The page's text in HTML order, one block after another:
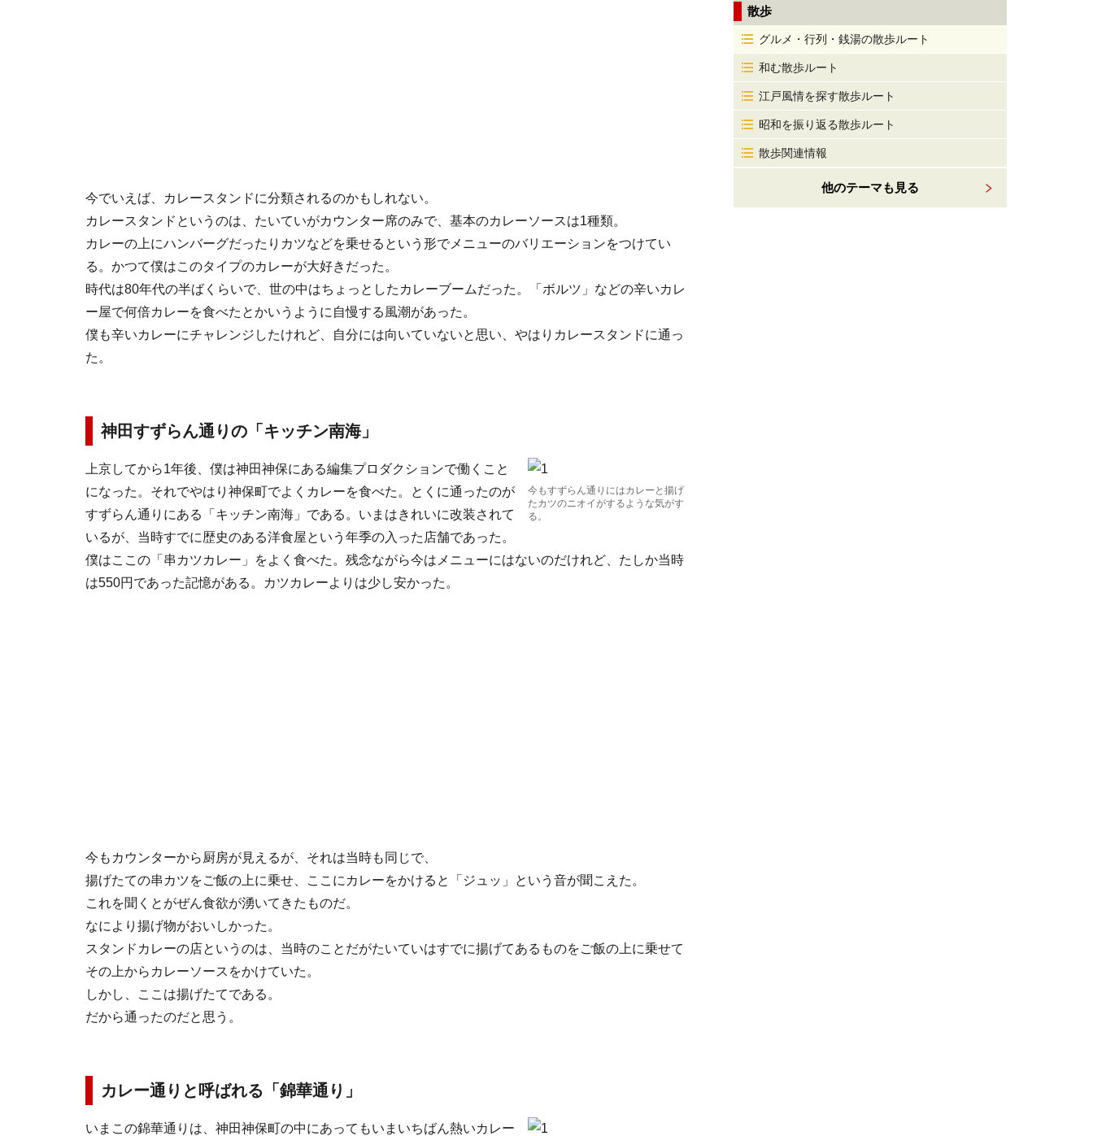
今でいえば、カレースタンドに分類されるのかもしれない。
カレースタンドというのは、たいていがカウンター席のみで、基本のカレーソースは1種類。
カレーの上にハンバーグだったりカツなどを乗せるという形でメニューのバリエーションをつけてい
る。かつて僕はこのタイプのカレーが大好きだった。
時代は80年代の半ばくらいで、世の中はちょっとしたカレーブームだった。「ボルツ」などの辛いカレ
ー屋で何倍カレーを食べたとかいうように自慢する風潮があった。
僕も辛いカレーにチャレンジしたけれど、自分には向いていないと思い、やはりカレースタンドに通っ
た。
神田すずらん通りの「キッチン南海」
今もすずらん通りにはカレーと揚げ
たカツのニオイがするような気がす
る。
上京してから1年後、僕は神田神保にある編集プロダクションで働くこと
になった。それでやはり神保町でよくカレーを食べた。とくに通ったのが
すずらん通りにある「キッチン南海」である。いまはきれいに改装されて
いるが、当時すでに歴史のある洋食屋という年季の入った店舗であった。
僕はここの「串カツカレー」をよく食べた。残念ながら今はメニューにはないのだけれど、たしか当時
は550円であった記憶がある。カツカレーよりは少し安かった。
今もカウンターから厨房が見えるが、それは当時も同じで、
揚げたての串カツをご飯の上に乗せ、ここにカレーをかけると「ジュッ」という音が聞こえた。
これを聞くとがぜん食欲が湧いてきたものだ。
なにより揚げ物がおいしかった。
スタンドカレーの店というのは、当時のことだがたいていはすでに揚げてあるものをご飯の上に乗せて
その上からカレーソースをかけていた。
しかし、ここは揚げたてである。
だから通ったのだと思う。
カレー通りと呼ばれる「錦華通り」
いまこの錦華通りは、神田神保町の中にあってもいまいちばん熱いカレー
散歩
グルメ・行列・銭湯の散歩ルート
和む散歩ルート
江戸風情を探す散歩ルート
昭和を振り返る散歩ルート
散歩関連情報
他のテーマも見る